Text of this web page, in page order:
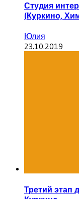
Студия
(Куркино,
Юлия
23.10.2019
Третий этап